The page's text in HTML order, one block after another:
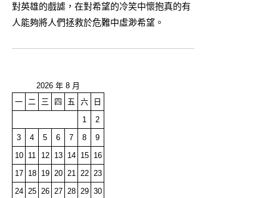
對英雄的戲謔，在對希望的冷笑中懷抱真的有
人能夠將人們拯救於危難中虛渺希望。
2026 年 8 月
一
二 三 四 五 六
日
1
2
3
4 5 6 7 8
9
10
11 12 13 14 15
16
17
18 19 20 21 22
23
24
25 26 27 28 29 30